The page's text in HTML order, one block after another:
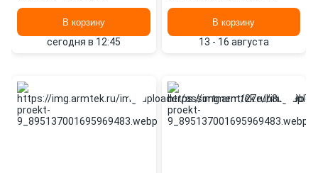
В корзину
сегодня в 12:45
VIGILANT MT-8В корзину
13 - 16 августа